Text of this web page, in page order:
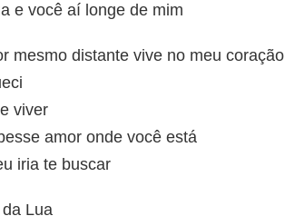
e você aí longe de mim
mesmo distante vive no meu coração
viver
amor onde você está
iria te buscar
Lua